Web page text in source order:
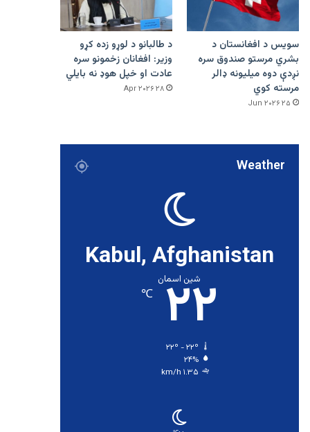
سویس د افغانستان د
بشري مرستو صندوق سره
نږدې دوه میلیونه ډالر
مرسته کوي
۲۵ Jun ۲۰۲۶
د طالبانو د لوړو زده کړو
وزیر: افغانان زخمونو سره
عادت او خپل هوډ نه بایلي
۲۸ Apr ۲۰۲۶
Weather
Kabul, Afghanistan
شین اسمان
۲۲ ℃
۲۴%
۱.۳۵ km/h